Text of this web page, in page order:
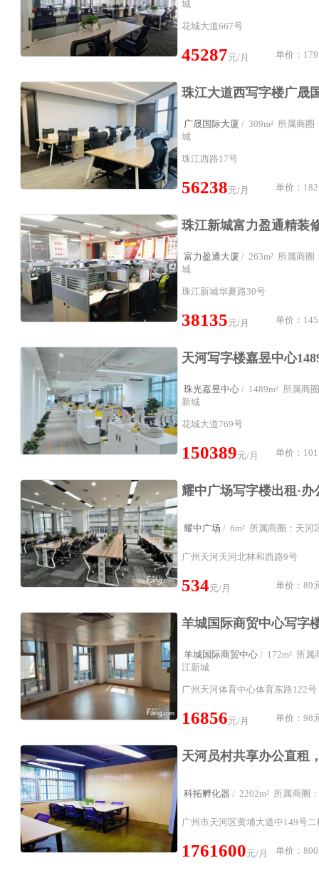
城
花城大道667号
45287元/月 单价：179
广晟国际大厦 / 309m² 所属商圈
城
珠江西路17号
56238元/月 单价：182
富力盈通大厦 / 263m² 所属商圈
城
珠江新城华夏路30号
38135元/月 单价：145
珠光嘉昱中心 / 1489m² 所属商
新城
花城大道769号
150389元/月 单价：101
耀中广场 / 6m² 所属商圈：天河
广州天河天河北林和西路9号
534元/月 单价：89
羊城国际商贸中心 / 172m² 所属
江新城
广州天河体育中心体育东路122号
16856元/月 单价：98
科拓孵化器 / 2202m² 所属商圈
广州市天河区黄埔大道中149号
1761600元/月 单价：800